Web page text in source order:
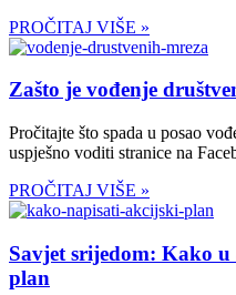
PROČITAJ VIŠE »
Zašto je vođenje
Pročitajte što spada u posao
uspješno voditi stranice na
PROČITAJ VIŠE »
Savjet srijedom: Kako
plan